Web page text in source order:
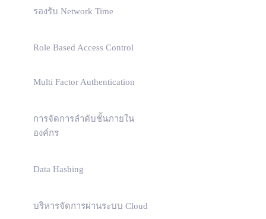
รองรับ Network Time
Role Based Access Control
Multi Factor Authentication
การจัดการลำดับชั้นภายใน
องค์กร
Data Hashing
บริหารจัดการผ่านระบบ Cloud